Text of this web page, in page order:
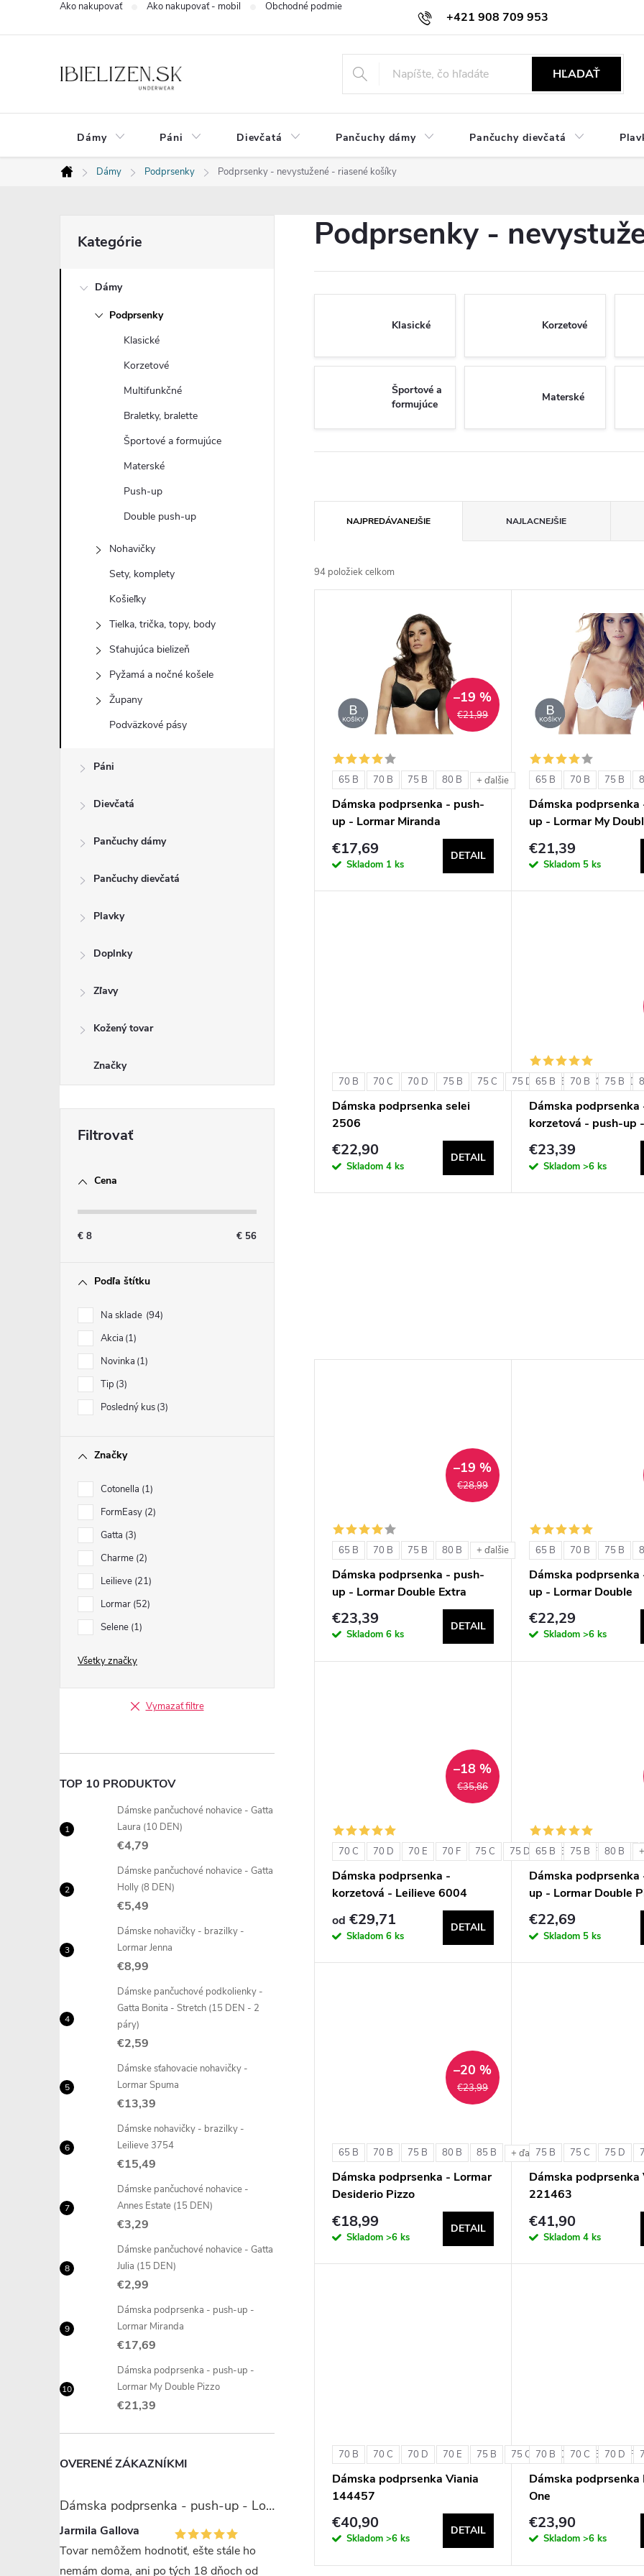
+421 908 709 953
objednavky@ibielizen.sk
Ako nakupovať Ako nakupovať - mobil Obchodné podmienky
HĽADAŤ
Dámy Páni Dievčatá Pančuchy dámy Pančuchy dievčatá
Domov
Dámy Podprsenky Podprsenky - nevystužené - riasené košíky
o
kategórie
Kategórie
Dámy
Podprsenky
Klasické
Korzetové
Multifunkčné
Braletky, bralette
Športové a formujúce
Materské
Push-up
Double push-up
Nohavičky
Sety, komplety
Košieľky
Tielka, trička, topy, body
Sťahujúca bielizeň
Pyžamá a nočné košele
Župany
Podväzkové pásy
Páni
Dievčatá
Pančuchy dámy
Pančuchy dievčatá
Plavky
Doplnky
Zľavy
Kožený tovar
Značky
Cena
€ 8 € 56
Podľa štítku
Na sklade 94
Akcia 1
Novinka 1
Tip 3
Posledný kus 3
Značky
Cotonella 1
FormEasy 2
Gatta 3
Charme 2
Leilieve 21
Lormar 52
Selene 1
Všetky značky
Vymazať filtre
TOP 10 PRODUKTOV
Dámske pančuchové nohavice - Gatta
Laura (10 DEN)
€4,79
Dámske pančuchové nohavice - Gatta
Holly (8 DEN)
€5,49
Dámske nohavičky - brazilky -
Lormar Jenna
€8,99
Dámske pančuchové podkolienky -
Gatta Bonita - Stretch (15 DEN - 2
páry)
€2,59
Dámske sťahovacie nohavičky -
Lormar Spuma
€13,39
Dámske nohavičky - brazilky -
Leilieve 3754
€15,49
Dámske pančuchové nohavice -
Annes Estate (15 DEN)
€3,29
Dámske pančuchové nohavice - Gatta
Julia (15 DEN)
€2,99
Dámska podprsenka - push-up -
Lormar Miranda
€17,69
Dámska podprsenka - push-up -
Lormar My Double Pizzo
€21,39
OVERENÉ ZÁKAZNÍKMI
Dámska podprsenka - push-up - Lormar Miranda
Jarmila Gallova
Tovar nemôžem hodnotiť, ešte stále ho
nemám doma, ani po tých 18 dňoch od
Podprsenky -
Klasické Korzetové
Športové a
formujúce
Materské
a
d
NAJPREDÁVANEJŠIE NAJLACNEJŠIE
94 položiek celkom
d
€21,99
–19 %
65 B 70 B 75 B 80 B + ďalšie
Dámska podprsenka - push-
up - Lormar Miranda
€17,69
Skladom 1 ks
DETAIL
65 B 70 B 75 B
Dámska podprsenka
up - Lormar My
€21,39
Skladom 5 ks
70 B 70 C 70 D 75 B 75 C 75 D 80 B 80 C 80 D
Dámska podprsenka selei
2506
€22,90
Skladom 4 ks
DETAIL
65 B 70 B 75 B
Dámska podprsenka
korzetová - push-up
Double Extra Pizzo
€23,39
Skladom>6 ks
€28,99
–19 %
65 B 70 B 75 B 80 B + ďalšie
Dámska podprsenka - push-
up - Lormar Double Extra
€23,39
Skladom 6 ks
DETAIL
65 B 70 B 75 B
Dámska podprsenka
up - Lormar Double
€22,29
Skladom>6 ks
€35,86
–18 %
70 C 70 D 70 E 70 F 75 C 75 D 75 E 75 F 80 C
Dámska podprsenka -
korzetová - Leilieve 6004
od €29,71
Skladom 6 ks
DETAIL
65 B 75 B 80 B
Dámska podprsenka
up - Lormar Double
€22,69
Skladom 5 ks
€23,99
–20 %
65 B 70 B 75 B 80 B 85 B + ďalšie
Dámska podprsenka - Lormar
Desiderio Pizzo
€18,99
Skladom >6 ks
DETAIL
75 B 75 C 75 D
Dámska podprsenka
221463
€41,90
Skladom4 ks
70 B 70 C 70 D 70 E 75 B 75 C 75 D 75 E 75 F
Dámska podprsenka Viania
144457
€40,90
Skladom >6 ks
DETAIL
70 B 70 C 70 D
Dámska podprsenka
One
€23,90
Skladom>6 ks